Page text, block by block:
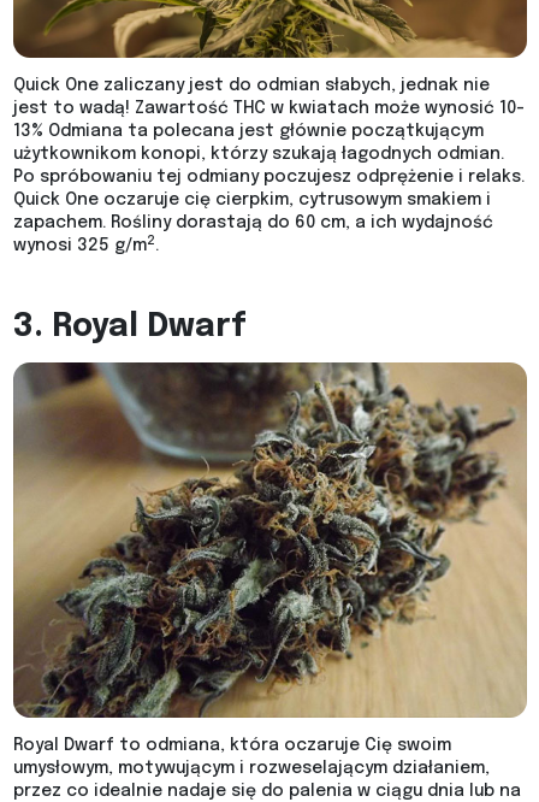
Quick One zaliczany jest do odmian słabych, jednak nie
jest to wadą! Zawartość THC w kwiatach może wynosić 10-
13% Odmiana ta polecana jest głównie początkującym
użytkownikom konopi, którzy szukają łagodnych odmian.
Po spróbowaniu tej odmiany poczujesz odprężenie i relaks.
Quick One oczaruje cię cierpkim, cytrusowym smakiem i
zapachem. Rośliny dorastają do 60 cm, a ich wydajność
wynosi 325 g/m2 .
3. Royal Dwarf
Royal Dwarf to odmiana, która oczaruje Cię swoim
umysłowym, motywującym i rozweselającym działaniem,
przez co idealnie nadaje się do palenia w ciągu dnia lub na